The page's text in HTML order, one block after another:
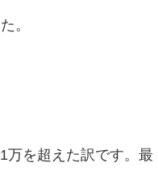
。
万を超えた訳です。最